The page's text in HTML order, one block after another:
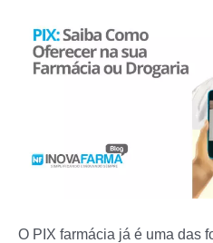
O PIX farmácia já é uma das